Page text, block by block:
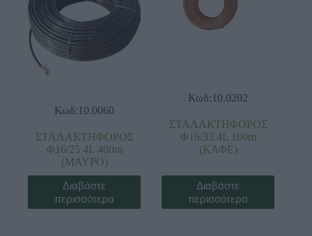
Κωδ:10.0060
ΣΤΑΛΑΚΤΗΦΟΡΟΣ
Φ16/25 4L 400m
(ΜΑΥΡΟ)
Διαβάστε
περισσότερα
Κωδ:10.0202
ΣΤΑΛΑΚΤΗΦΟΡΟΣ
Φ16/33 4L 100m
(ΚΑΦΕ)
Διαβάστε
περισσότερα